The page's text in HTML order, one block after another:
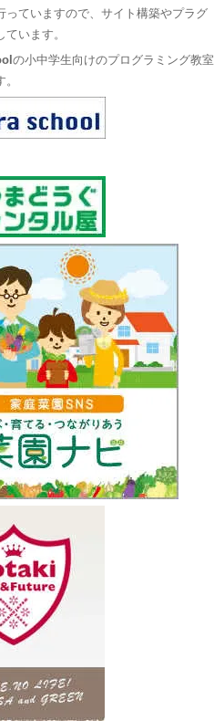
っていますので、サイト構築やプラグ
ています。
の小中学生向けのプログラミング教室